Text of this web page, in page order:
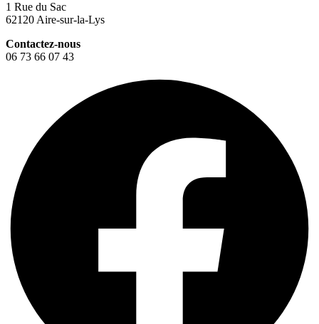
1 Rue du Sac
62120 Aire-sur-la-Lys
Contactez-nous
06 73 66 07 43